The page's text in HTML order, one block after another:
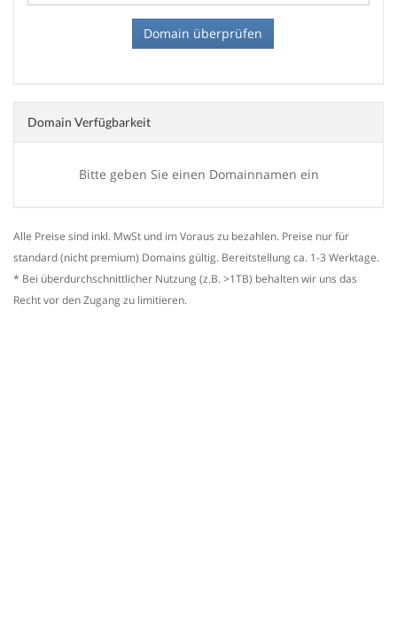
Domain Verfügbarkeit
Bitte geben Sie einen Domainnamen ein
Alle Preise sind inkl. MwSt und im Voraus zu bezahlen. Preise nur für
standard (nicht premium) Domains gültig. Bereitstellung ca. 1-3 Werktage.
* Bei überdurchschnittlicher Nutzung (z.B. >1TB) behalten wir uns das
Recht vor den Zugang zu limitieren.